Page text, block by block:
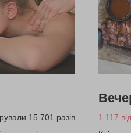
15 701 разів
1 117